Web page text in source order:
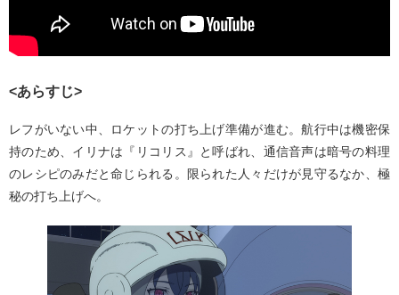
<あらすじ>
レフがいない中、ロケットの打ち上げ準備が進む。航行中は機密保
持のため、イリナは『リコリス』と呼ばれ、通信音声は暗号の料理
のレシピのみだと命じられる。限られた人々だけが見守るなか、極
秘の打ち上げへ。